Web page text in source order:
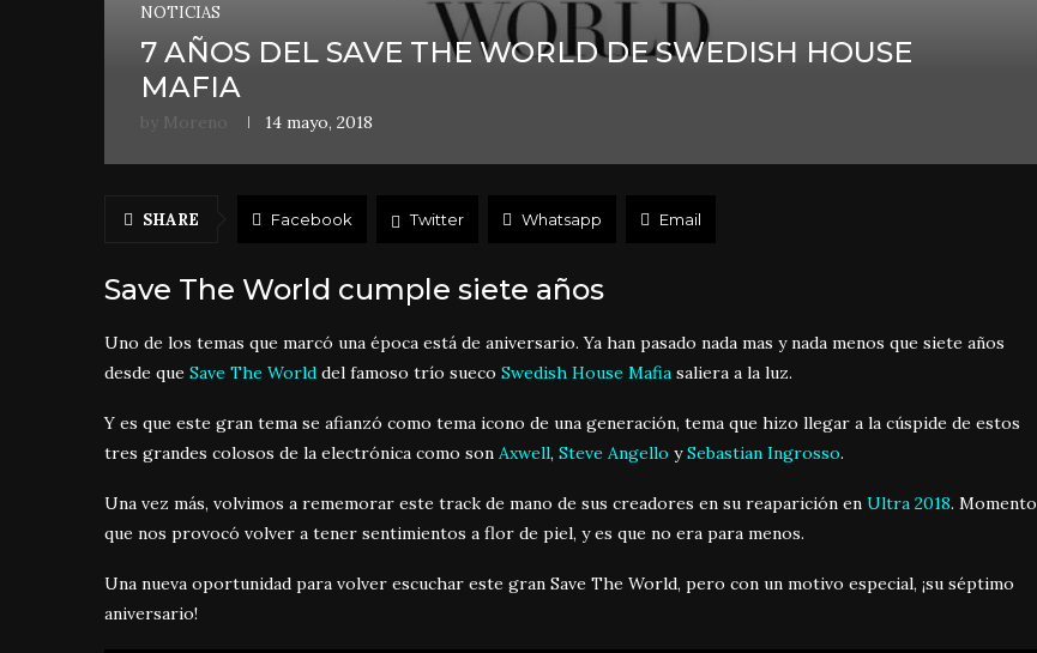
NOTICIAS
7 AÑOS DEL SAVE THE WORLD DE SWEDISH HOUSE
MAFIA
by Moreno 14 mayo, 2018
SHARE Facebook Twitter Whatsapp Email
Save The World cumple siete años
Uno de los temas que marcó una época está de aniversario. Ya han pasado nada mas y nada menos que siete años
desde que Save The World del famoso trío sueco Swedish House Mafia saliera a la luz.
Y es que este gran tema se afianzó como tema icono de una generación, tema que hizo llegar a la cúspide de estos
tres grandes colosos de la electrónica como son Axwell, Steve Angello ySebastian Ingrosso.
Una vez más, volvimos a rememorar este track de mano de sus creadores en su reaparición en Ultra 2018. Momento
que nos provocó volver a tener sentimientos a flor de piel, y es que no era para menos.
Una nueva oportunidad para volver escuchar este gran Save The World, pero con un motivo especial, ¡su séptimo
aniversario!